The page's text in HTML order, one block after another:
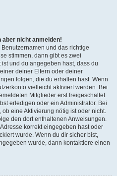
aber nicht anmelden!
und das richtige
stimmen, dann gibt es zwei
ist und du angegeben hast, dass du
deiner Eltern oder deiner
folgen, die du erhalten hast. Wenn
vielleicht aktiviert werden. Bei
Mitglieder erst freigeschaltet
erledigen oder ein Administrator. Bei
eine Aktivierung nötig ist oder nicht.
den dort enthaltenen Anweisungen.
korrekt eingegeben hast oder
wurde. Wenn du dir sicher bist,
wurde, dann kontaktiere einen